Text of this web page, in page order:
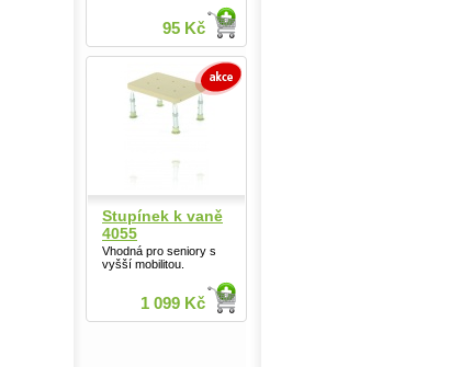
95 Kč
Stupínek k vaně
4055
Vhodná pro seniory s
vyšší mobilitou.
1 099 Kč